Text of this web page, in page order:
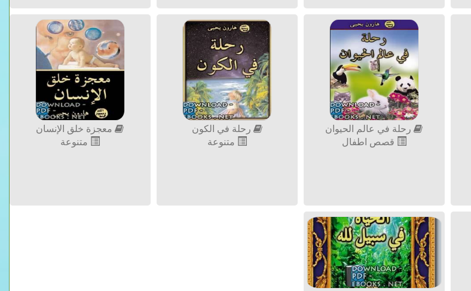
رحلة في عالم الحيوان
قصص اطفال
رحلة في الكون
متنوعة
معجزة خلق الإنسان
متنوعة